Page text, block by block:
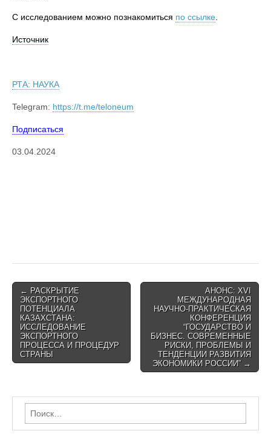
С исследованием можно познакомиться по ссылке
Источник
РТА: НАУКА
Telegram: https://t.me/teloneum
Подписаться
03.04.2024
Post
navigation
← РАСКРЫТИЕ
ЭКСПОРТНОГО
ПОТЕНЦИАЛА
КАЗАХСТАНА:
ИССЛЕДОВАНИЕ
ЭКСПОРТНОГО
ПРОЦЕССА И ПРОЦЕДУР
СТРАНЫ
АНОНС: XVI
МЕЖДУНАРОДНАЯ
НАУЧНО-ПРАКТИЧЕСКАЯ
КОНФЕРЕНЦИЯ
“ГОСУДАРСТВО И
БИЗНЕС. СОВРЕМЕННЫЕ
РИСКИ, ПРОБЛЕМЫ И
ТЕНДЕНЦИИ РАЗВИТИЯ
ЭКОНОМИКИ РОССИИ” →
Найти: